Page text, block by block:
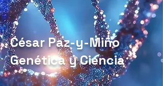
César Paz-y-Miño
Genética y Ciencia